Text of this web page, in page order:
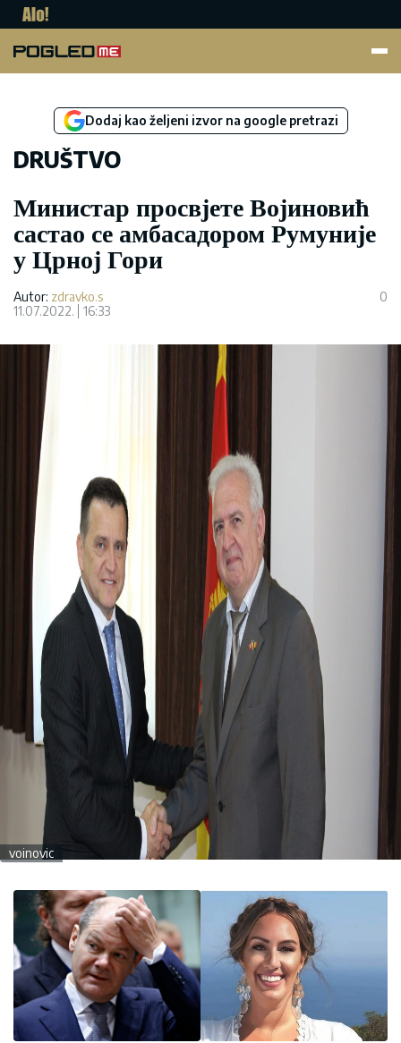
Dodaj kao željeni izvor na google pretrazi
DRUŠTVO
Министар просвјете Војиновић
састао се амбасадором Румуније
у Црној Гори
Autor: zdravko.s
11.07.2022.
16:33
0
voinovic